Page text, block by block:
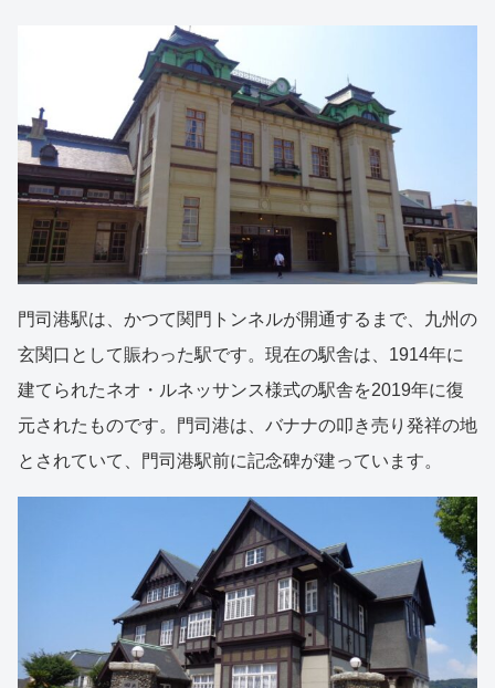
門司港駅は、かつて関門トンネルが開通するまで、九州の
玄関口として賑わった駅です。現在の駅舎は、1914年に
建てられたネオ・ルネッサンス様式の駅舎を2019年に復
元されたものです。門司港は、バナナの叩き売り発祥の地
とされていて、門司港駅前に記念碑が建っています。